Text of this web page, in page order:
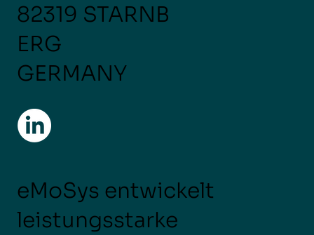
eMoSys entwickelt
leistungsstarke
82319 STARNB
ERG
GERMANY